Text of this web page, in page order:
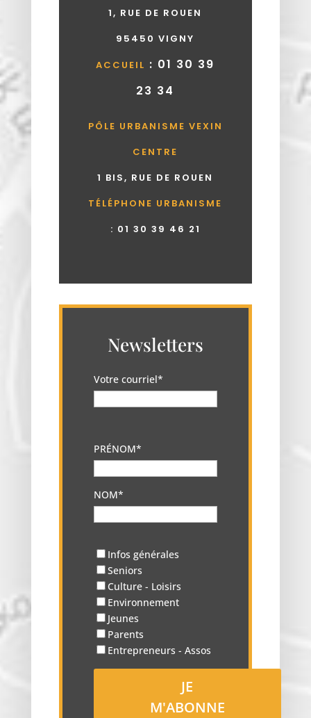
1, RUE DE ROUEN
95450 VIGNY
ACCUEIL : 01 30 39
23 34
PÔLE URBANISME VEXIN
CENTRE
1 BIS, RUE DE ROUEN
TÉLÉPHONE URBANISME
: 01 30 39 46 21
Newsletters
Votre courriel*
PRÉNOM*
NOM*
Infos générales
Seniors
Culture - Loisirs
Environnement
Jeunes
Parents
Entrepreneurs - Assos